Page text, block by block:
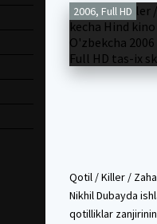
2006, Full HD
Qotil / Killer /
Nikhil Dubayda
qotilliklar